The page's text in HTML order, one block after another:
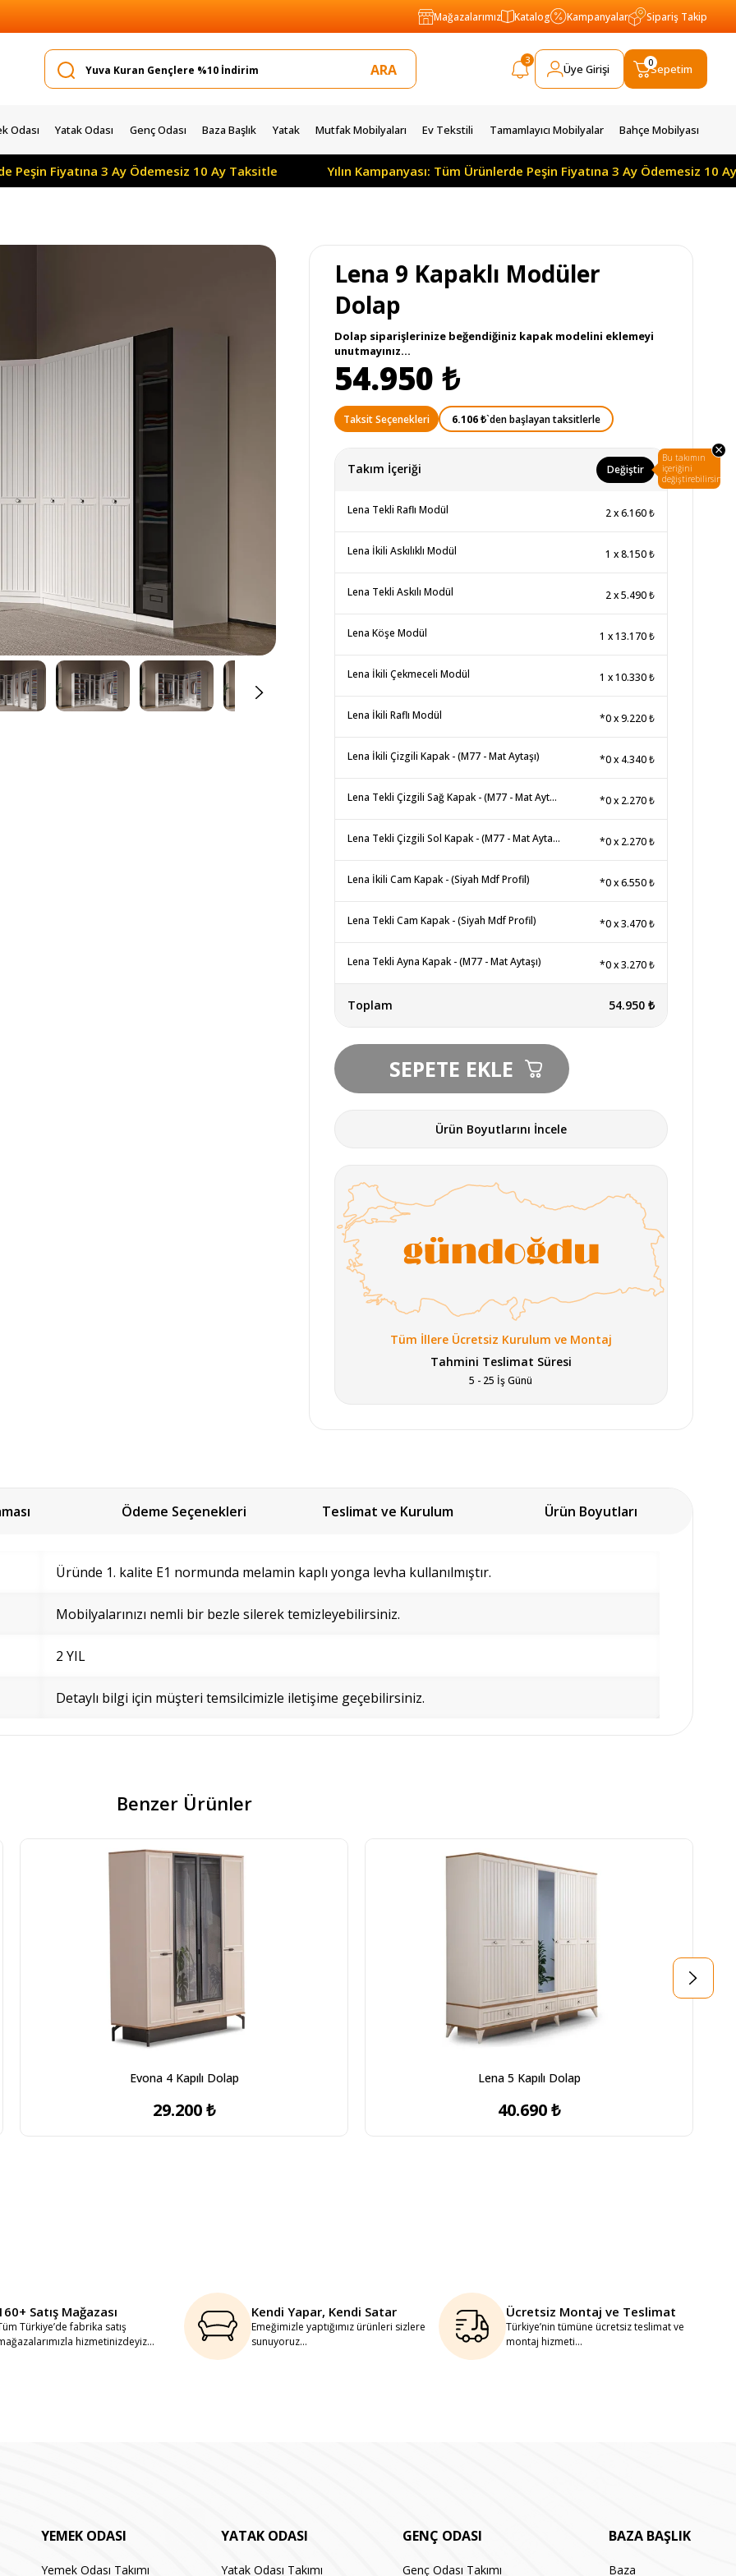
Mağazalarımız Katalog Kampanyalar Sipariş Takip
3
Üye Girişi Sepetim
0
Odası Yatak Odası Genç Odası Baza Başlık Yatak Mutfak Mobilyaları Ev Tekstili Tamamlayıcı Mobilyalar Bahçe Mobilyası
3 Ay Ödemesiz 10 Ay Taksitle Yılın Kampanyası: Tüm Ürünlerde Peşin Fiyatına 3 Ay Ödemesiz 10 Ay Taksitle
Lena 9 Kapaklı Modüler
Dolap
Dolap siparişlerinize beğendiğiniz kapak modelini eklemeyi
unutmayınız...
54.950 ₺
Taksit Seçenekleri 6.106 ₺`den başlayan taksitlerle
Takım İçeriği Değiştir
×
Bu takımın
içeriğini
değiştirebilirsin.
Lena Tekli Raflı Modül 2x6.160 ₺
Lena İkili Askılıklı Modül 1 x8.150 ₺
Lena Tekli Askılı Modül 2x5.490 ₺
Lena Köşe Modül 1 x13.170 ₺
Lena İkili Çekmeceli Modül 1 x10.330 ₺
Lena İkili Raflı Modül *0x9.220 ₺
Lena İkili Çizgili Kapak - (M77 - Mat Aytaşı) *0x 4.340 ₺
Lena Tekli Çizgili Sağ Kapak - (M77 - Mat Aytaşı) *0x 2.270 ₺
Lena Tekli Çizgili Sol Kapak - (M77 - Mat Aytaşı) *0x 2.270 ₺
Lena İkili Cam Kapak - (Siyah Mdf Profil) *0x6.550 ₺
Lena Tekli Cam Kapak - (Siyah Mdf Profil) *0x3.470 ₺
Lena Tekli Ayna Kapak - (M77 - Mat Aytaşı) *0x3.270 ₺
Toplam 54.950 ₺
Ürün Boyutlarını İncele
Tüm İllere Ücretsiz Kurulum ve Montaj
Tahmini Teslimat Süresi
5 - 25 İş Günü
Ödeme Seçenekleri Teslimat ve Kurulum Ürün Boyutları
Üründe 1. kalite E1 normunda melamin kaplı yonga levha kullanılmıştır.
Mobilyalarınızı nemli bir bezle silerek temizleyebilirsiniz.
2 YIL
Detaylı bilgi için müşteri temsilcimizle iletişime geçebilirsiniz.
Benzer Ürünler
Evona 4 Kapılı Dolap
29.200 ₺
Lena 5 Kapılı Dolap
40.690 ₺
Satış Mağazası
Türkiye’de fabrika satış
hizmetinizdeyiz...
Kendi Yapar, Kendi Satar
Emeğimizle yaptığımız ürünleri sizlere
sunuyoruz...
Ücretsiz Montaj ve Teslimat
Türkiye’nin tümüne ücretsiz teslimat ve
montaj hizmeti...
YEMEK ODASI
Yemek Odası Takımı
YATAK ODASI
Yatak Odası Takımı
GENÇ ODASI
Genç Odası Takımı
BAZA BAŞLIK
Baza